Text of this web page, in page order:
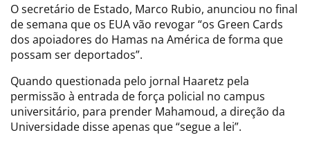
O secretário de Estado, Marco Rubio, anunciou no final
de semana que os EUA vão revogar “os Green Cards
dos apoiadores do Hamas na América de forma que
possam ser deportados”.
Quando questionada pelo jornal Haaretz pela
permissão à entrada de força policial no campus
universitário, para prender Mahamoud, a direção da
Universidade disse apenas que “segue a lei”.